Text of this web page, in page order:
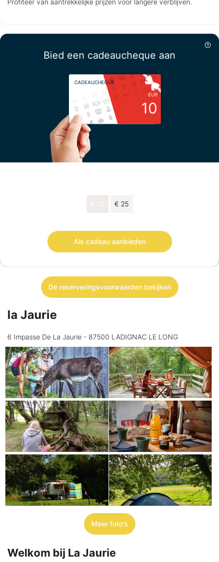
Bied een cadeaucheque aan
CADEAUCHEQUE
EUR
10
€ 25
Als cadeau aanbieden
De reserveringsvoorwaarden bekijken
la Jaurie
6 Impasse De La Jaurie - 87500 LADIGNAC LE LONG
Meer foto's
Welkom bij La Jaurie